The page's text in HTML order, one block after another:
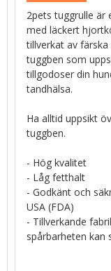
2pets tuggrulle är
med läckert
tillverkat av
tuggben som
tillgodoser din
tandhälsa.
Ha alltid uppsikt
tuggben.
- Hög kvalitet
- Låg fetthalt
- Godkänt och
USA (FDA)
- Tillverkande
spårbarheten kan